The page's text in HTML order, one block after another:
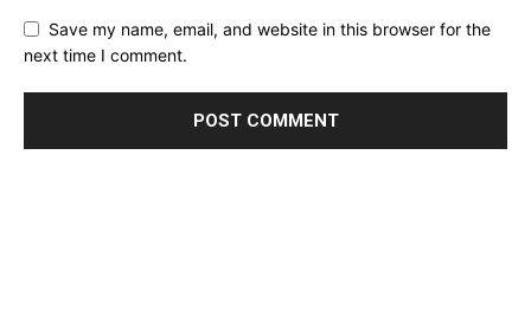
Save my name, email, and website in this browser for the
next time I comment.